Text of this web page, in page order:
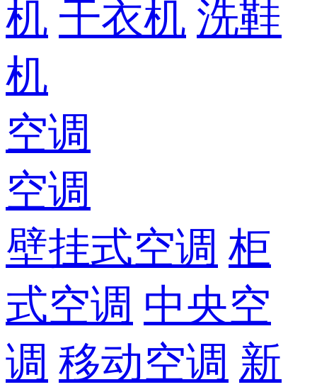
机 干衣机 洗鞋
机
空调
空调
壁挂式空调 柜
式空调 中央空
调 移动空调 新